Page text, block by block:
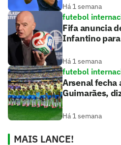
Há 1 semana
futebol
Fifa anuncia
Infantino
Há 1 semana
futebol
Arsenal fecha
Guimarães,
Há 1 semana
MAIS LANCE!